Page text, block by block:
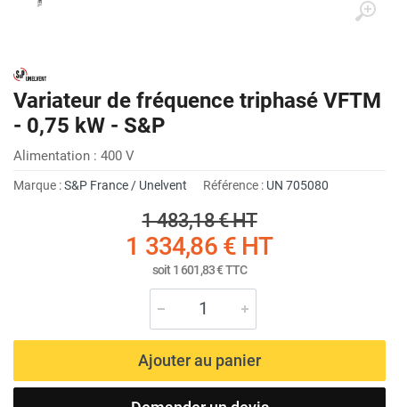
Variateur de fréquence triphasé VFTM
- 0,75 kW - S&P
Alimentation : 400 V
Marque :S&P France / Unelvent Référence : UN 705080
1 483,18 €HT
1 334,86 € HT
soit1 601,83 €TTC
Ajouter au panier